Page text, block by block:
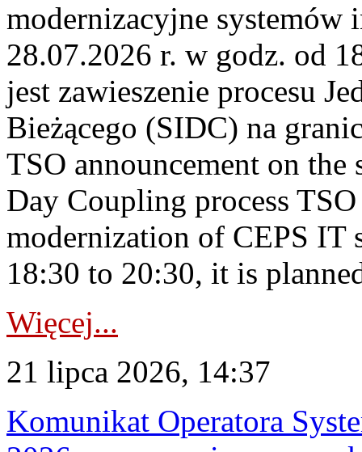
modernizacyjne
28.07.2026 r. w godz. od
jest zawieszenie procesu
Bieżącego (SIDC) na
TSO announcement on
Day Coupling process
modernization of CEPS IT
18:30 to 20:30, it is
Więcej...
21 lipca 2026, 14:37
Komunikat Operatora